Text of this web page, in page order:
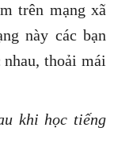
trên mạng xã
này các bạn
thoải mái
khi học tiếng